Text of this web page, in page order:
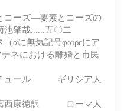
ズ―要素とコーズの
肇哉......五〇二
無気記号φαιρεにア
ネにおける離婚と市民
チュール ギリシア人
葛西康徳訳 ローマ人